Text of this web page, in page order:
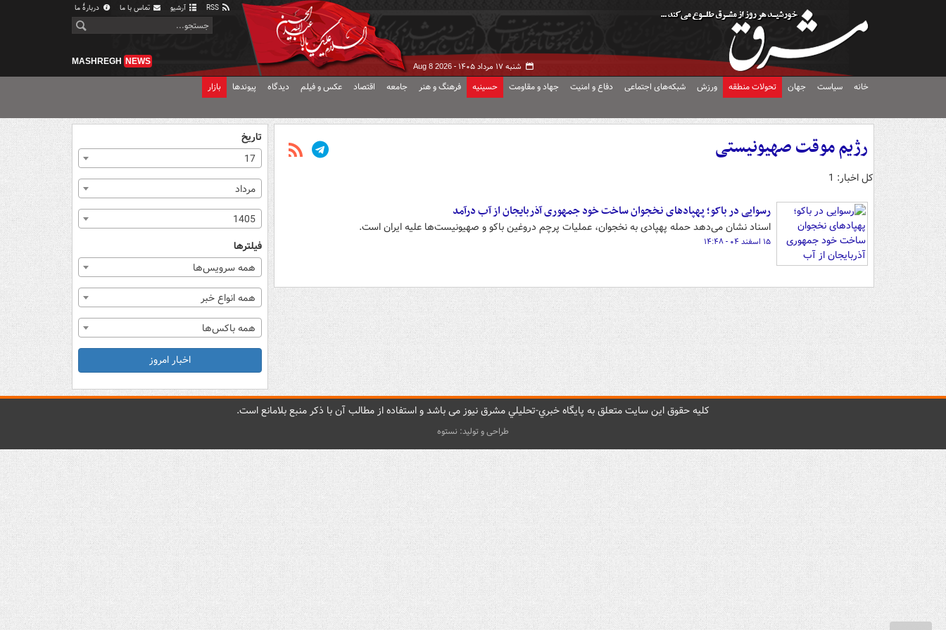
آرشیو تماس با ما دربارهٔ ما
شنبه ۱۷ مرداد ۱۴۰۵ - Aug 8 2026
MASHREGH NEWS
خانه سیاست جهان تحولات منطقه ورزش شبکه‌های اجتماعی دفاع و امنیت جهاد و مقاومت حسینیه فرهنگ و هنر جامعه اقتصاد عکس و فیلم دیدگاه پیوندها بازار
رژیم موقت صهیونیستی
کل اخبار: 1
رسوایی در باکو؛ پهپادهای نخجوان ساخت خود جمهوری آذربایجان از آب درآمد
اسناد نشان می‌دهد حمله پهپادی به نخجوان، عملیات پرچم دروغین باکو و صهیونیست‌ها علیه ایران است.
۱۵ اسفند ۰۴ - ۱۴:۴۸
تاریخ
17
مرداد
1405
فیلترها
همه سرویس‌ها
همه انواع خبر
همه باکس‌ها
اخبار امروز
کليه حقوق اين سايت متعلق به پایگاه خبري-تحليلي مشرق نيوز می باشد و استفاده از مطالب آن با ذکر منبع بلامانع است.
طراحی و تولید: نستوه